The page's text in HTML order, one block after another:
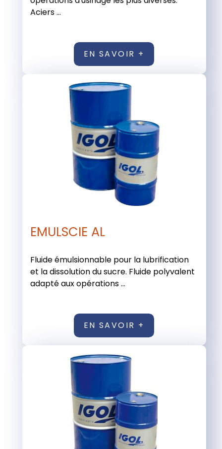
Aciers ...
EN SAVOIR +
EMULSCIE AL
Fluide émulsionnable pour la lubrification
et la dissolution du sucre. Fluide polyvalent
adapté aux opérations ...
EN SAVOIR +